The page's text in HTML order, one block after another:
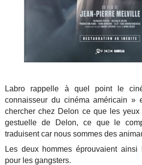
Labro rappelle à quel point le
connaisseur du cinéma américain »
chercher chez Delon ce que les
gestuelle de Delon, ce que le
traduisent car nous sommes des
Les deux hommes éprouvaient ainsi
pour les gangsters.